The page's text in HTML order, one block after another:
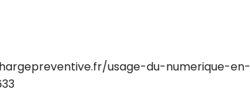
usage-du-numerique-en-